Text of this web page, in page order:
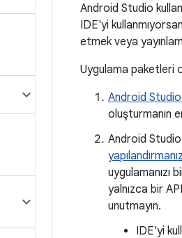
Android Studio
IDE'yi
etmek veya
Uygulama paketleri
Android
oluşturmanın
Android
uygulamanızı
yalnızca bir
unutmayın.
IDE'yi